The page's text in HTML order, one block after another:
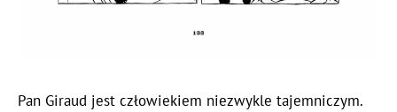
Pan Giraud jest człowiekiem niezwykle tajemniczym.